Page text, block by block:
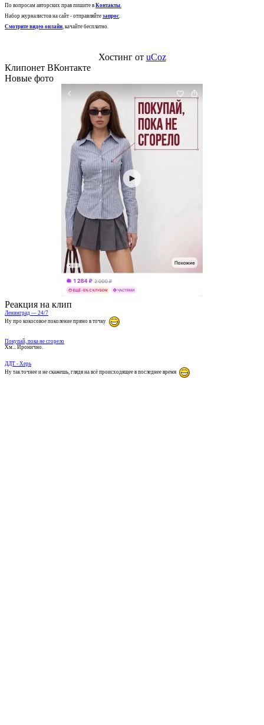
По вопросам авторских прав пишите в Контакты.
Набор журналистов на сайт - отправляйте запрос.
Смотрите видео онлайн, качайте бесплатно.
Хостинг от uCoz
Клипонет ВКонтакте
Новые фото
Реакция на клип
Ленинград — 24/7
Ну про кокосовое поколение прямо в точку
Покупай, пока не сгорело
Хм... Иронично.
ДДТ - Херь
Ну так точнее и не скажешь, глядя на всё происходящее в последнее время